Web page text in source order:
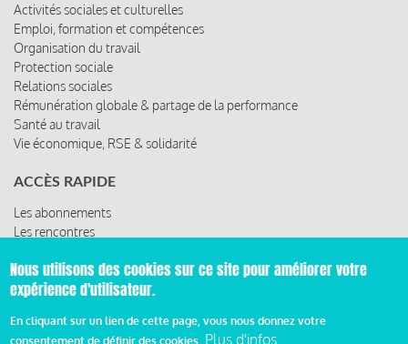
Activités sociales et culturelles
Emploi, formation et compétences
Organisation du travail
Protection sociale
Relations sociales
Rémunération globale & partage de la performance
Santé au travail
Vie économique, RSE & solidarité
ACCÈS RAPIDE
Les abonnements
Les rencontres
© 2019 Miroir Social - Réalisé parCafffeine
Nous utilisons des cookies sur ce site pour améliorer votre
expérience d'utilisateur.
En cliquant sur un lien de cette page, vous nous donnez votre
consentement de définir des cookies. Plus d'infos